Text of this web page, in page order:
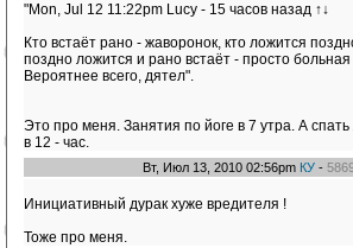
"Mon, Jul 12 11:22pm Lucy - 15 часов назад ↑↓
Кто встаёт рано - жаворонок, кто ложится
поздно ложится и рано встаёт - просто
Вероятнее всего, дятел".
Это про меня. Занятия по йоге в 7 утра. А
в 12 - час.
Вт, Июл 13, 2010 02:56pm КУ-
Инициативный дурак хуже вредителя !
Тоже про меня.